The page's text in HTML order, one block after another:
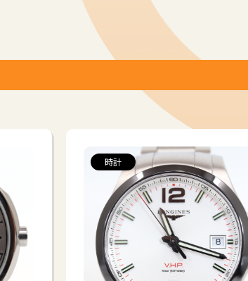
ティファニー # バレンシアガ
時計